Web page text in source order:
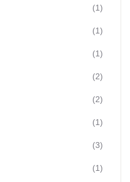
(1)
(1)
(1)
(2)
(2)
(1)
(3)
(1)